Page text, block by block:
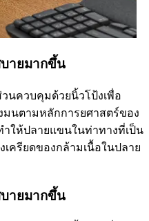
บายมากขึ้น
นควบคุมด้วยนิ้วโป้งเพื่อ
นตามหลักการยศาสตร์ของ
ทำให้ปลายแขนในท่าทางที่เป็น
ครียดของกล้ามเนื้อในปลาย
บายมากขึ้น